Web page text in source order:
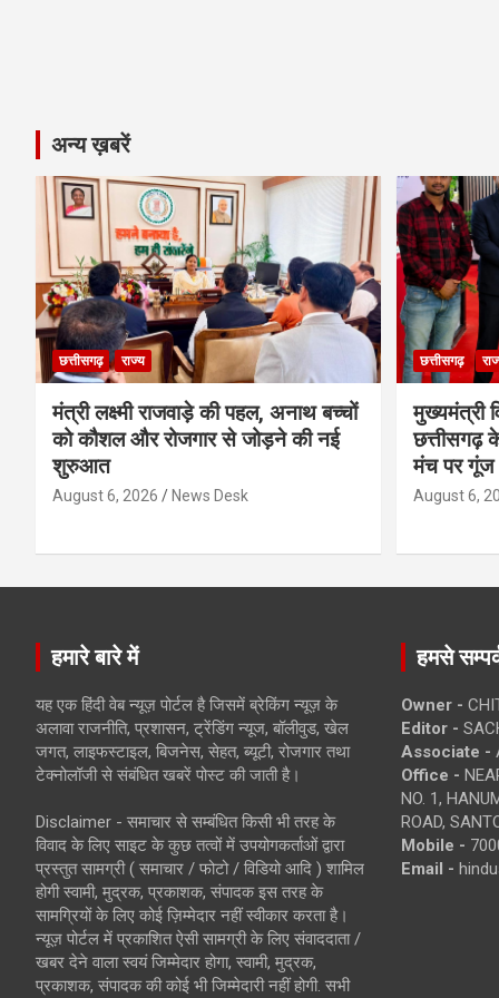
अन्य ख़बरें
छत्तीसगढ़ राज्य
मंत्री लक्ष्मी राजवाड़े की पहल, अनाथ बच्चों
को कौशल और रोजगार से जोड़ने की नई
शुरुआत
August 6, 2026 News Desk
छत्तीसगढ़
मुख्यमंत्री
छत्तीसगढ़
मंच पर गूंज
August 6,
हमारे बारे में
यह एक हिंदी वेब न्यूज़ पोर्टल है जिसमें ब्रेकिंग न्यूज़ के
अलावा राजनीति, प्रशासन, ट्रेंडिंग न्यूज, बॉलीवुड, खेल
जगत, लाइफस्टाइल, बिजनेस, सेहत, ब्यूटी, रोजगार तथा
टेक्नोलॉजी से संबंधित खबरें पोस्ट की जाती है।
Disclaimer - समाचार से सम्बंधित किसी भी तरह के
विवाद के लिए साइट के कुछ तत्वों में उपयोगकर्ताओं द्वारा
प्रस्तुत सामग्री ( समाचार / फोटो / विडियो आदि ) शामिल
होगी स्वामी, मुद्रक, प्रकाशक, संपादक इस तरह के
सामग्रियों के लिए कोई ज़िम्मेदार नहीं स्वीकार करता है।
न्यूज़ पोर्टल में प्रकाशित ऐसी सामग्री के लिए संवाददाता /
खबर देने वाला स्वयं जिम्मेदार होगा, स्वामी, मुद्रक,
प्रकाशक, संपादक की कोई भी जिम्मेदारी नहीं होगी. सभी
हमसे
Owner -
Editor -
Associate -
Office -
NO. 1,
ROAD,
Mobile -
Email -